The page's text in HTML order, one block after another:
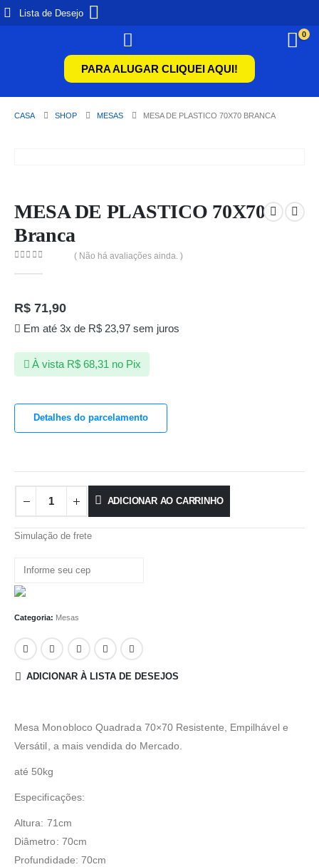
Lista de Desejo
0
PARA ALUGAR CLIQUEI AQUI!
CASA SHOP MESAS MESA DE PLASTICO 70X70 BRANCA
MESA DE PLASTICO 70X70
Branca
( Não há avaliações ainda. )
R$ 71,90
Em até 3x de R$23,97sem juros
À vista R$ 68,31 no Pix
Detalhes do parcelamento
ADICIONAR AO CARRINHO
Simulação de frete
Categoria: Mesas
ADICIONAR À LISTA DE DESEJOS
Mesa Monobloco Quadrada 70×70 Resistente, Empilhável e
Versátil, a mais vendida do Mercado.
até 50kg
Especificações:
Altura: 71cm
Diâmetro: 70cm
Profundidade: 70cm